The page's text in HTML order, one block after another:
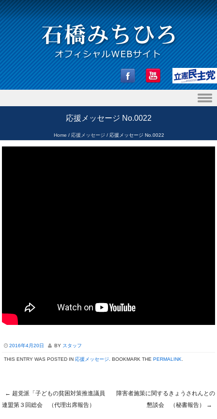
応援メッセージ No.0022
Home / 応援メッセージ / 応援メッセージ No.0022
2016年4月20日 BY スタッフ
THIS ENTRY WAS POSTED IN 応援メッセージ . BOOKMARK THE PERMALINK
Post navigation
← 超党派「子どもの貧困対策推進議員
連盟第３回総会 （代理出席報告）
障害者施策に関するきょうされんとの
懇談会 （秘書報告）
→